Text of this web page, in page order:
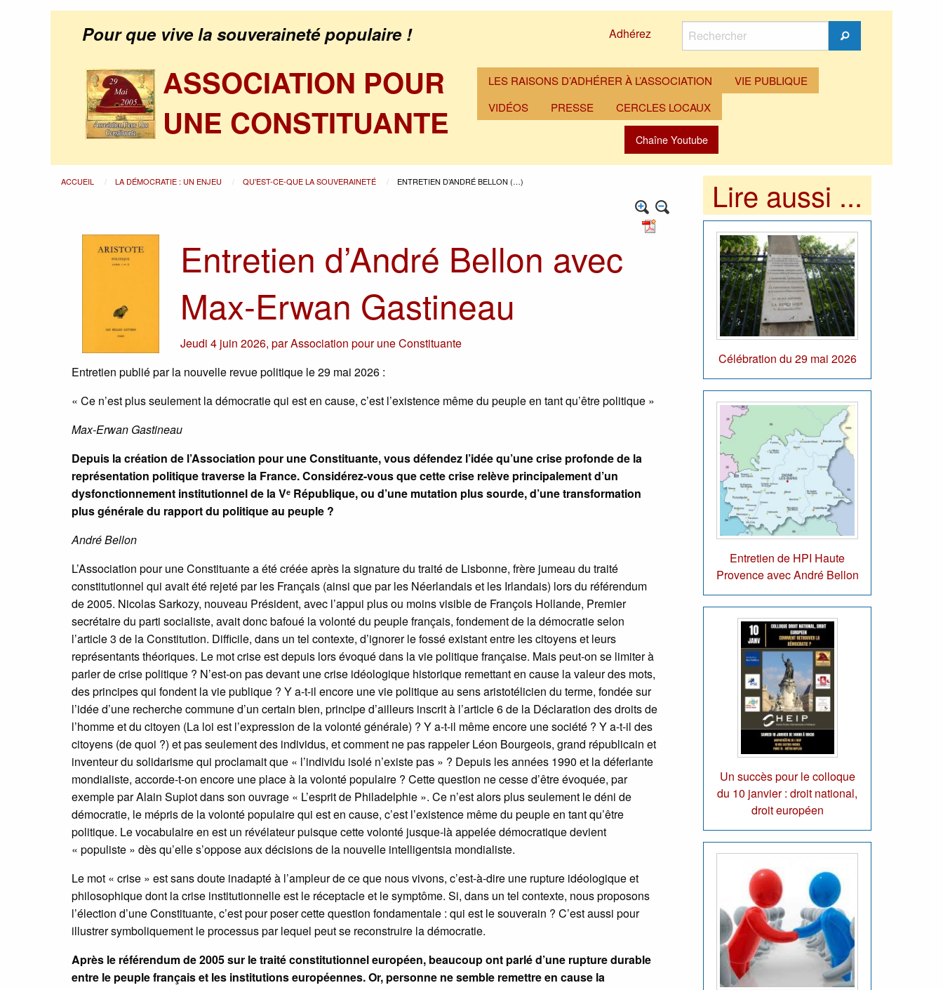
Pour que vive la souveraineté populaire ! Adhérez
Rechercher
Rechercher
ASSOCIATION POUR
UNE CONSTITUANTE
LES RAISONS D’ADHÉRER À L’ASSOCIATION
VIE PUBLIQUE
VIDÉOS
PRESSE CERCLES LOCAUX
Chaîne Youtube
ACCUEIL LA DÉMOCRATIE : UN ENJEU QU’EST-CE-QUE LA SOUVERAINETÉ ENTRETIEN D’ANDRÉ BELLON (…)
Entretien d’André Bellon avec
Max-Erwan Gastineau
Jeudi 4 juin 2026,parAssociation pour une Constituante
Entretien publié par la nouvelle revue politique le 29 mai 2026 :
« Ce n’est plus seulement la démocratie qui est en cause, c’est l’existence même du peuple en tant qu’être politique »
Max-Erwan Gastineau
Depuis la création de l’Association pour une Constituante, vous défendez l’idée qu’une crise profonde de la
représentation politique traverse la France. Considérez-vous que cette crise relève principalement d’un
dysfonctionnement institutionnel de la Vᵉ République, ou d’une mutation plus sourde, d’une transformation
plus générale du rapport du politique au peuple ?
André Bellon
L’Association pour une Constituante a été créée après la signature du traité de Lisbonne, frère jumeau du traité
constitutionnel qui avait été rejeté par les Français (ainsi que par les Néerlandais et les Irlandais) lors du référendum
de 2005. Nicolas Sarkozy, nouveau Président, avec l’appui plus ou moins visible de François Hollande, Premier
secrétaire du parti socialiste, avait donc bafoué la volonté du peuple français, fondement de la démocratie selon
l’article 3 de la Constitution. Difficile, dans un tel contexte, d’ignorer le fossé existant entre les citoyens et leurs
représentants théoriques. Le mot crise est depuis lors évoqué dans la vie politique française. Mais peut-on se limiter à
parler de crise politique ? N’est-on pas devant une crise idéologique historique remettant en cause la valeur des mots,
des principes qui fondent la vie publique ? Y a-t-il encore une vie politique au sens aristotélicien du terme, fondée sur
l’idée d’une recherche commune d’un certain bien, principe d’ailleurs inscrit à l’article 6 de la Déclaration des droits de
l’homme et du citoyen (La loi est l’expression de la volonté générale) ? Y a-t-il même encore une société ? Y a-t-il des
citoyens (de quoi ?) et pas seulement des individus, et comment ne pas rappeler Léon Bourgeois, grand républicain et
inventeur du solidarisme qui proclamait que « l’individu isolé n’existe pas » ? Depuis les années 1990 et la déferlante
mondialiste, accorde-t-on encore une place à la volonté populaire ? Cette question ne cesse d’être évoquée, par
exemple par Alain Supiot dans son ouvrage « L’esprit de Philadelphie ». Ce n’est alors plus seulement le déni de
démocratie, le mépris de la volonté populaire qui est en cause, c’est l’existence même du peuple en tant qu’être
politique. Le vocabulaire en est un révélateur puisque cette volonté jusque-là appelée démocratique devient
« populiste » dès qu’elle s’oppose aux décisions de la nouvelle intelligentsia mondialiste.
Le mot « crise » est sans doute inadapté à l’ampleur de ce que nous vivons, c’est-à-dire une rupture idéologique et
philosophique dont la crise institutionnelle est le réceptacle et le symptôme. Si, dans un tel contexte, nous proposons
l’élection d’une Constituante, c’est pour poser cette question fondamentale : qui est le souverain ? C’est aussi pour
illustrer symboliquement le processus par lequel peut se reconstruire la démocratie.
Après le référendum de 2005 sur le traité constitutionnel européen, beaucoup ont parlé d’une rupture durable
entre le peuple français et les institutions européennes. Or, personne ne semble remettre en cause la
Lire aussi ...
Célébration du 29 mai 2026
Entretien de HPI Haute
Provence avec André Bellon
Un succès pour le colloque
du 10 janvier : droit national,
droit européen